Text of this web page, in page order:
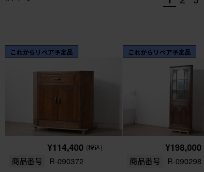
これからリペア予定品
¥114,400 (税込)
商品番号 R-090372
これからリペア予定品
¥198,000
商品番号 R-090298